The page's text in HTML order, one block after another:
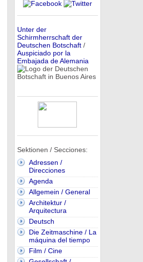
Unter der
Schirmherrschaft der
Deutschen Botschaft/
Auspiciado por la
Embajada de Alemania
Sektionen / Secciones:
Adressen /
Direcciones
Agenda
Allgemein / General
Architektur /
Arquitectura
Deutsch
Die Zeitmaschine / La
máquina del tiempo
Film / Cine